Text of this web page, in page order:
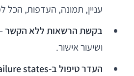
עניין, תמונה, העדפות, הכל
בקשת הרשאות ללא הקשר
ושיעור אישור.
העדר טיפול ב-failure states